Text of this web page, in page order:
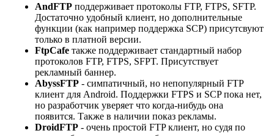
AndFTPподдерживает протоколы FTP, FTPS, SFTP.
Достаточно удобный клиент, но дополнительные
функции (как например поддержка SCP) присутсвуют
только в платной версии.
FtpCafeтакже поддерживает стандартный набор
протоколов FTP, FTPS, SFPT. Присутствует
рекламный баннер.
AbyssFTP- симпатичный, но непопулярный FTP
клиент для Android. Поддержки FTPS и SCP пока нет,
но разработчик уверяет что когда-нибудь она
появится. Также в наличии показ рекламы.
DroidFTP- очень простой FTP клиент, но судя по